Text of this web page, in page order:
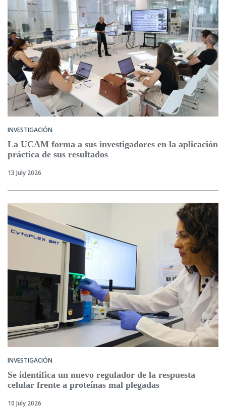
INVESTIGACIÓN
La UCAM forma a sus investigadores en la aplicación
práctica de sus resultados
13 July 2026
INVESTIGACIÓN
Se identifica un nuevo regulador de la respuesta
celular frente a proteínas mal plegadas
10 July 2026